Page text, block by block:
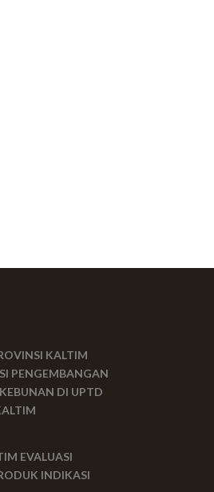
KALTIM
PENGEMBANGAN
DI UPTD
EVALUASI
INDIKASI